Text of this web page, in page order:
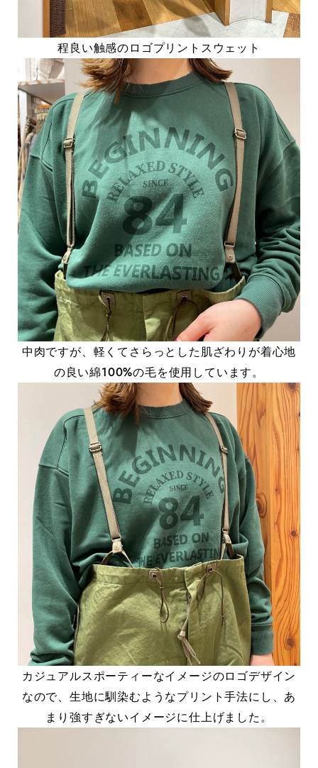
程良い触感のロゴプリントスウェット
中肉ですが、軽くてさらっとした肌ざわりが着心地
の良い綿100%の毛を使用しています。
カジュアルスポーティーなイメージのロゴデザイン
なので、生地に馴染むようなプリント手法にし、あ
まり強すぎないイメージに仕上げました。